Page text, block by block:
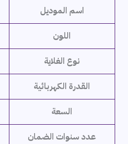
اسم الموديل
اللون
نوع الغلاية
القدرة الكهربائية
السعة
عدد سنوات الضمان